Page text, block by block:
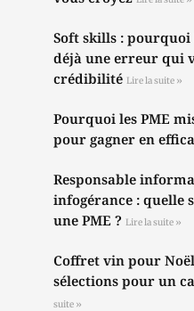
Soft skills : pourquoi
déjà une erreur qui
crédibilité Lire la suite »
Pourquoi les PME
pour gagner en
Responsable
infogérance : quelle
une PME ? Lire la suite »
Coffret vin pour
sélections pour un
suite »